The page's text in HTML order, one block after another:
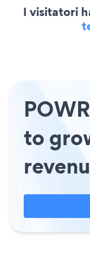
I visitatori
to